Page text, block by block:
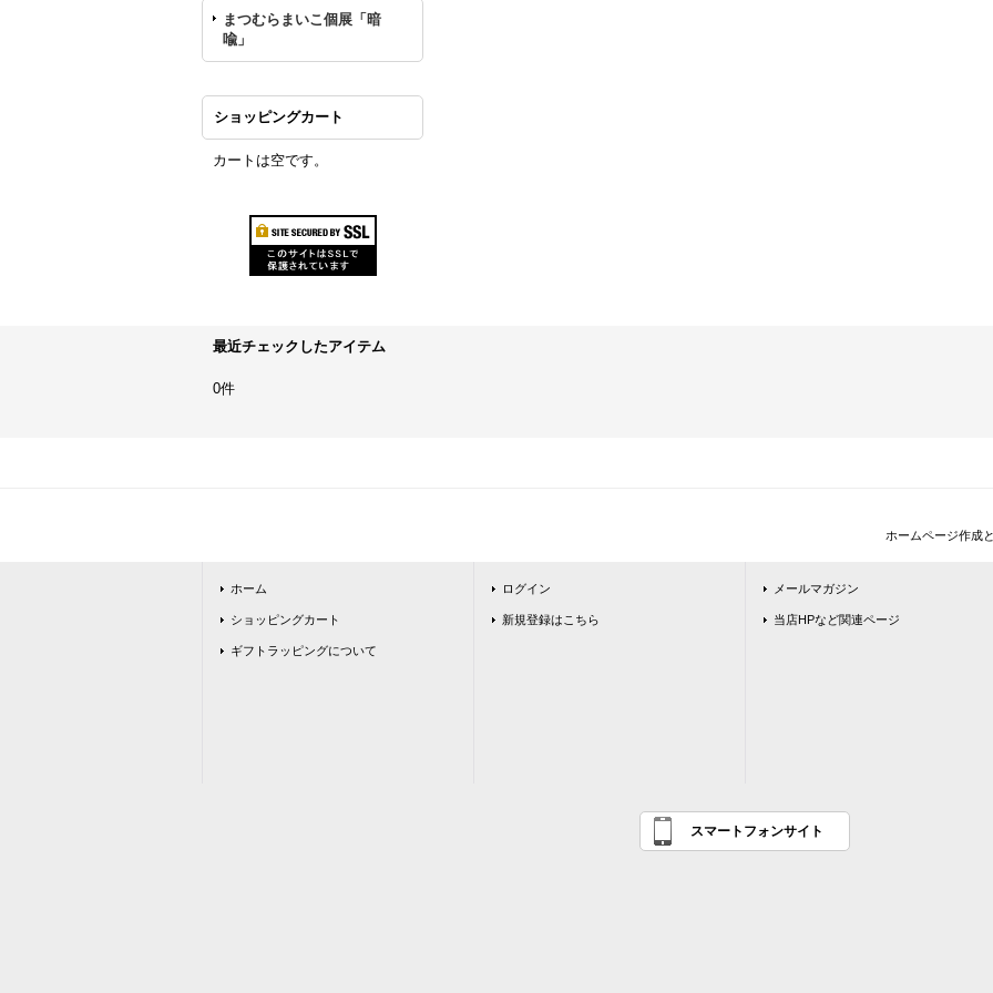
まつむらまいこ個展「暗
喩」
ショッピングカート
カートは空です。
最近チェックしたアイテム
0件
ホームページ作成
ホーム
ショッピングカート
ギフトラッピングについて
ログイン
新規登録はこちら
メールマガジン
当店HPなど関連ページ
スマートフォンサイト